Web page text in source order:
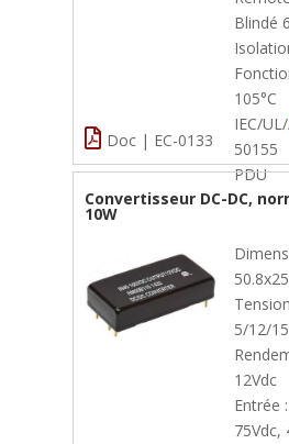
Blindé
105°C
IEC/
50155
PDU
Doc | EC-0133
Convertisseur DC-DC,
10W
5/12/
12Vdc
Entrée
75Vdc,